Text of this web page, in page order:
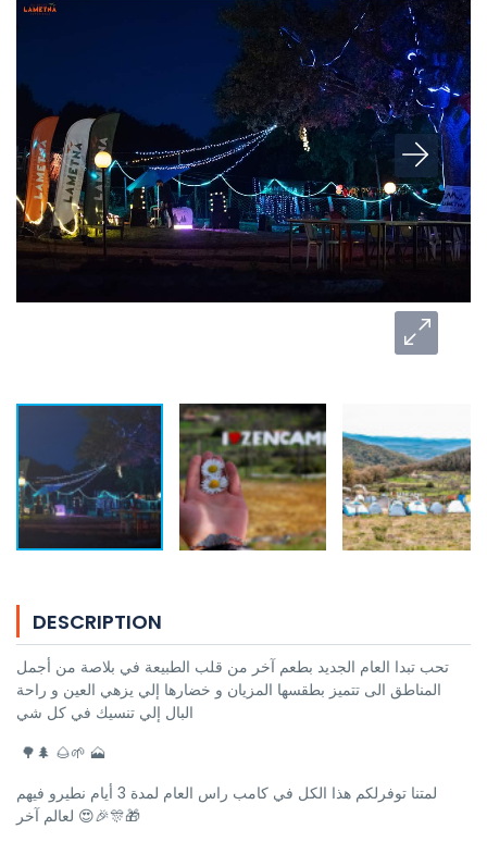
DESCRIPTION
تحب تبدا العام الجديد بطعم آخر من قلب الطبيعة في بلاصة من أجمل
المناطق الى تتميز بطقسها المزيان و خضارها إلي يزهي العين و راحة
البال إلي تنسيك في كل شي
🌳🌲 🌰🌱 🗻
لمتنا توفرلكم هذا الكل في كامب راس العام لمدة 3 أيام نطيرو فيهم
لعالم آخر 😍🎉🎊🎁